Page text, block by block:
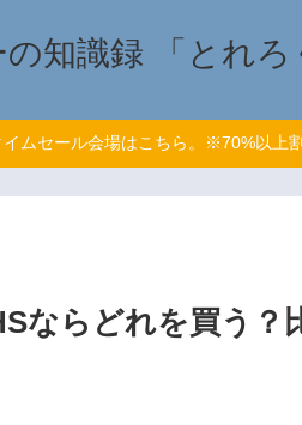
知識録 「とれろ
イムセール会場はこちら。※70%以上
ならどれを買う？